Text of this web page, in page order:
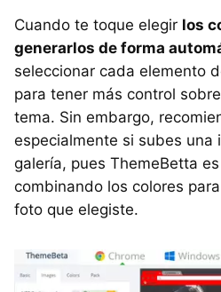
Cuando te toque elegir los
generarlos de forma
seleccionar cada elemento
para tener más control
tema. Sin embargo,
especialmente si subes una
galería, pues ThemeBetta
combinando los colores
foto que elegiste.